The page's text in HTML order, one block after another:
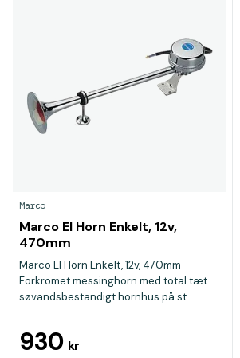
Marco
Marco El Horn Enkelt, 12v,
470mm
Marco El Horn Enkelt, 12v, 470mm
Forkromet messinghorn med total tæt
søvandsbestandigt hornhus på st...
930 kr